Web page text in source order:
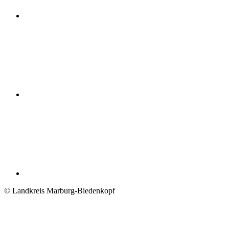
© Landkreis Marburg-Biedenkopf